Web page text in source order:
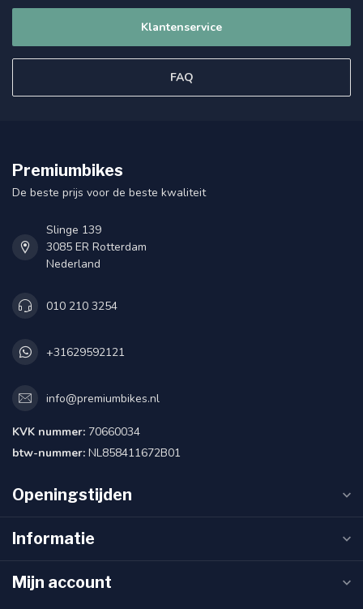
Klantenservice
FAQ
Premiumbikes
De beste prijs voor de beste kwaliteit
Slinge 139
3085 ER Rotterdam
Nederland
010 210 3254
+31629592121
info@premiumbikes.nl
KVK nummer: 70660034
btw-nummer: NL858411672B01
Openingstijden
Informatie
Mijn account